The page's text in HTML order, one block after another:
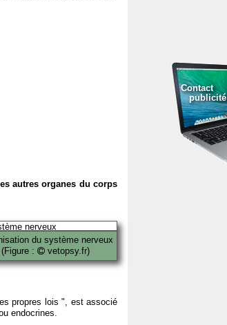
autres organes du corps
du système nerveux
(Figure :
vetopsy.fr)
propres lois ", est associé
endocrines.
Contact
publicité